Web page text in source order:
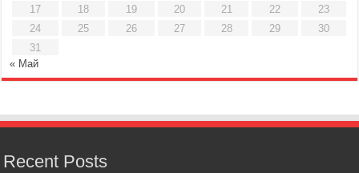
17
18 19 20 21 22
23
24
25 26 27 28 29
30
31
« Май
Recent Posts